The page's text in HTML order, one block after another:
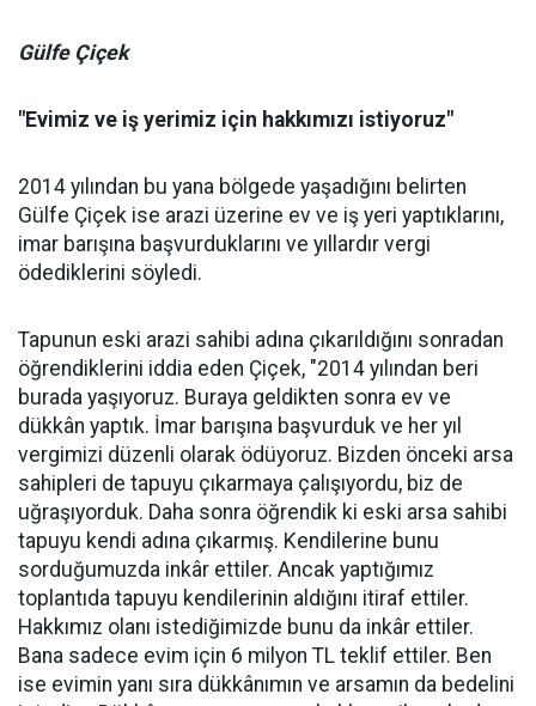
Gülfe Çiçek
"Evimiz ve iş yerimiz için hakkımızı istiyoruz"
2014 yılından bu yana bölgede yaşadığını belirten
Gülfe Çiçek ise arazi üzerine ev ve iş yeri yaptıklarını,
imar barışına başvurduklarını ve yıllardır vergi
ödediklerini söyledi.
Tapunun eski arazi sahibi adına çıkarıldığını sonradan
öğrendiklerini iddia eden Çiçek, "2014 yılından beri
burada yaşıyoruz. Buraya geldikten sonra ev ve
dükkân yaptık. İmar barışına başvurduk ve her yıl
vergimizi düzenli olarak ödüyoruz. Bizden önceki arsa
sahipleri de tapuyu çıkarmaya çalışıyordu, biz de
uğraşıyorduk. Daha sonra öğrendik ki eski arsa sahibi
tapuyu kendi adına çıkarmış. Kendilerine bunu
sorduğumuzda inkâr ettiler. Ancak yaptığımız
toplantıda tapuyu kendilerinin aldığını itiraf ettiler.
Hakkımız olanı istediğimizde bunu da inkâr ettiler.
Bana sadece evim için 6 milyon TL teklif ettiler. Ben
ise evimin yanı sıra dükkânımın ve arsamın da bedelini